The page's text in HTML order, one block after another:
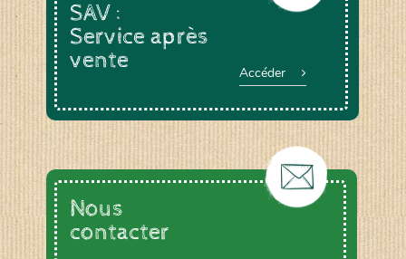
SAV :
Service après
vente
Accéder
Nous
contacter